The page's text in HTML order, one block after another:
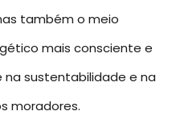
também o meio
mais consciente e
sustentabilidade e na
moradores.